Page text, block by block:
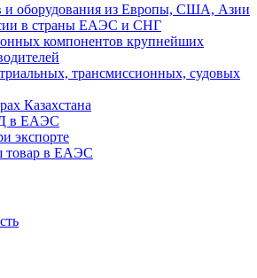
и оборудования из Европы, США, Азии
в страны ЕАЭС и СНГ
компонентов крупнейших
трансмиссионных, судовых
Казахстана
в ЕАЭС
экспорте
товар в ЕАЭС